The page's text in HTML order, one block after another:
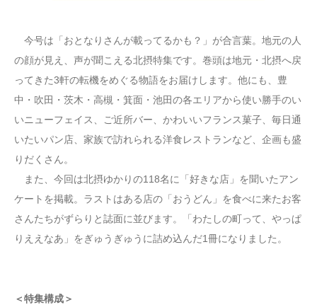
今号は「おとなりさんが載ってるかも？」が合言葉。地元の人
の顔が見え、声が聞こえる北摂特集です。巻頭は地元・北摂へ戻
ってきた3軒の転機をめぐる物語をお届けします。他にも、豊
中・吹田・茨木・高槻・箕面・池田の各エリアから使い勝手のい
いニューフェイス、ご近所バー、かわいいフランス菓子、毎日通
いたいパン店、家族で訪れられる洋食レストランなど、企画も盛
りだくさん。
また、今回は北摂ゆかりの118名に「好きな店」を聞いたアン
ケートを掲載。ラストはある店の「おうどん」を食べに来たお客
さんたちがずらりと誌面に並びます。「わたしの町って、やっぱ
りええなあ」をぎゅうぎゅうに詰め込んだ1冊になりました。
＜特集構成＞